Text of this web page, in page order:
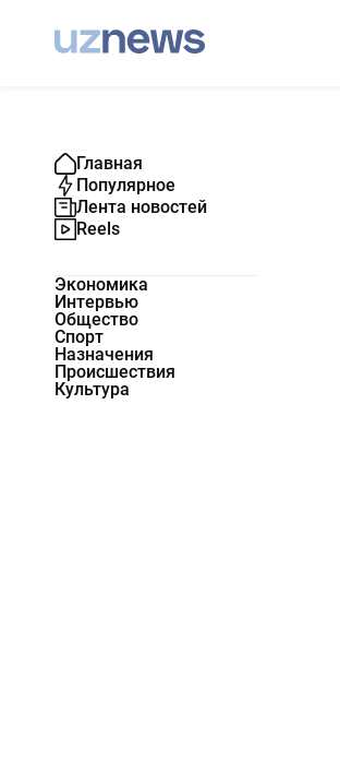
Главная
Популярное
Лента новостей
Reels
Экономика
Интервью
Общество
Спорт
Назначения
Происшествия
Культура